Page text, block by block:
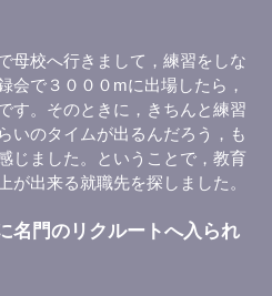
母校へ行きまして，練習をしな
会で３０００mに出場したら，
す。そのときに，きちんと練習
いのタイムが出るんだろう，も
じました。ということで，教育
が出来る就職先を探しました。
名門のリクルートへ入られ